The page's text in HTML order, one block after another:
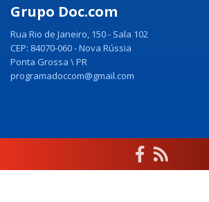
Grupo Doc.com
Rua Rio de Janeiro, 150 - Sala 102
CEP: 84070-060 - Nova Rússia
Ponta Grossa \ PR
programadoccom@gmail.com